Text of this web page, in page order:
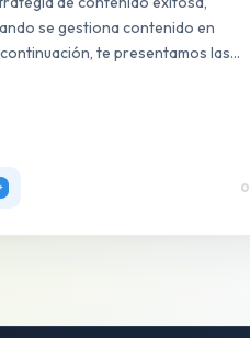
se gestiona contenido en
te presentamos las